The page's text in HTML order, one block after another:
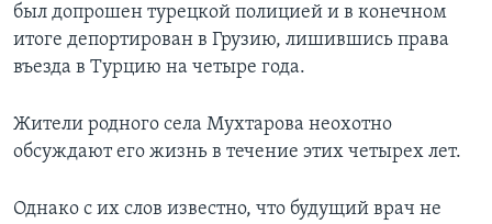
был допрошен турецкой полицией и в конечном
итоге депортирован в Грузию, лишившись права
въезда в Турцию на четыре года.
Жители родного села Мухтарова неохотно
обсуждают его жизнь в течение этих четырех лет.
Однако с их слов известно, что будущий врач не